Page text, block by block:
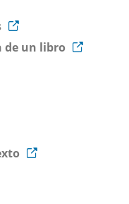
de un libro